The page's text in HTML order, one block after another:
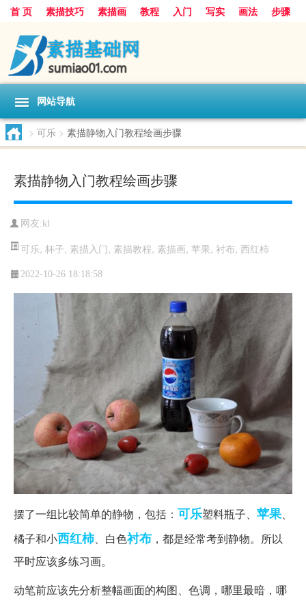
首 页 素描技巧 素描画 教程 入门 写实 画法
步骤
基础
超写实
网站导航
> 可乐 > 素描静物入门教程绘画步骤
素描静物入门教程绘画步骤
网友:kl
可乐, 杯子, 素描入门, 素描教程, 素描画, 苹果, 衬布, 西红柿
2022-10-26 18:18:58
摆了一组比较简单的静物，包括： 可乐塑料瓶子、 苹果、
橘子和小西红柿、白色衬布 ，都是经常考到静物。所以
平时应该多练习画。
动笔前应该先分析整幅画面的构图、色调，哪里最暗，哪